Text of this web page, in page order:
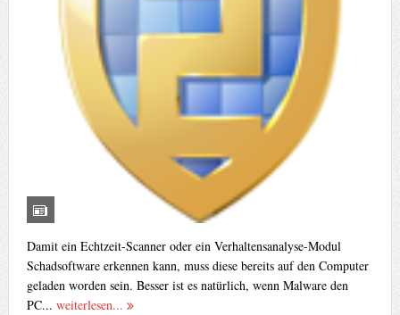
Damit ein Echtzeit-Scanner oder ein Verhaltensanalyse-Modul
Schadsoftware erkennen kann, muss diese bereits auf den Computer
geladen worden sein. Besser ist es natürlich, wenn Malware den
PC... weiterlesen...